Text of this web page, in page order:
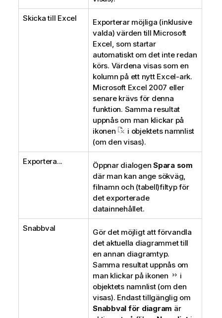
Skicka till Excel
Exporterar möjliga (inklusive
valda) värden till Microsoft
Excel, som startar
automatiskt om det inte redan
körs. Värdena visas som en
kolumn på ett nytt Excel-ark.
Microsoft Excel 2007 eller
senare krävs för denna
funktion. Samma resultat
uppnås om man klickar på
ikonen
i objektets namnlist
(om den visas).
Exportera... Öppnar dialogen Spara som
där man kan ange sökväg,
filnamn och (tabell)filtyp för
det exporterade
datainnehållet.
Snabbval
Gör det möjligt att förvandla
det aktuella diagrammet till
en annan diagramtyp.
Samma resultat uppnås om
man klickar på ikonen
i
objektets namnlist (om den
visas). Endast tillgänglig om
Snabbval för diagram är